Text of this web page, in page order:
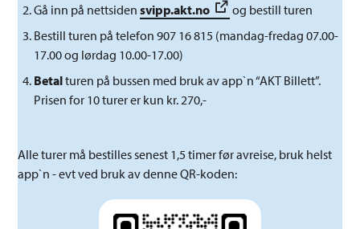
Gå inn på nettsidensvipp.akt.no
og bestill turen
Bestill turen på telefon 907 16 815 (mandag-fredag 07.00-
17.00 og lørdag 10.00-17.00)
Betalturen på bussen med bruk av app`n “AKT Billett”.
Prisen for 10 turer er kun kr. 270,-
Alle turer må bestilles senest 1,5 timer før avreise, bruk helst
app`n - evt ved bruk av denne QR-koden: